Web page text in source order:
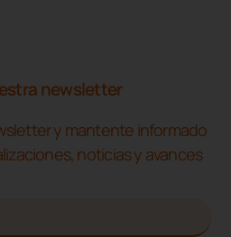
newsletter
y mantente informado
noticias y avances